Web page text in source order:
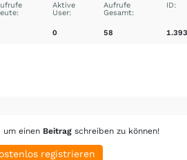
Aktive
User:
0
Aufrufe
Gesamt:
58
ID:
um einen Beitrag schreiben zu können!
registrieren